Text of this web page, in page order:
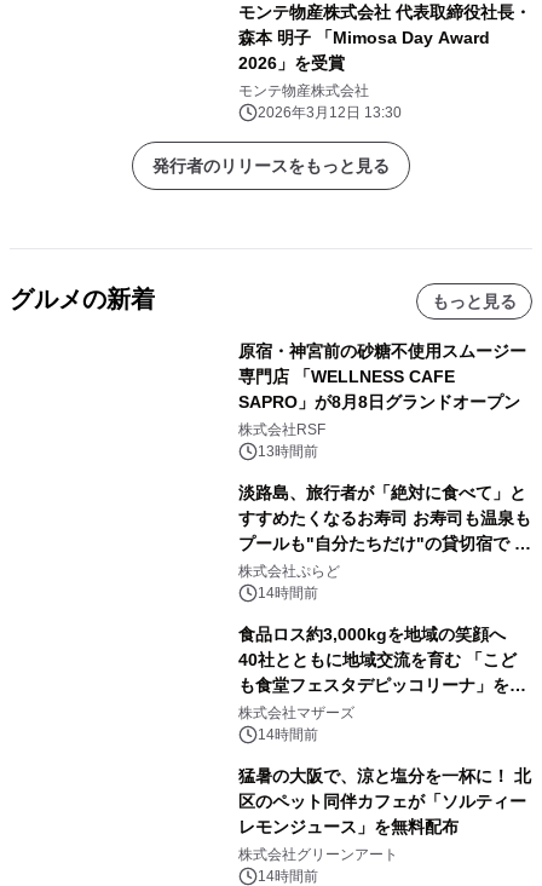
モンテ物産株式会社 代表取締役社長・
森本 明子 「Mimosa Day Award
2026」を受賞
モンテ物産株式会社
2026年3月12日 13:30
発行者のリリースをもっと見る
グルメの新着 もっと見る
原宿・神宮前の砂糖不使用スムージー
専門店 「WELLNESS CAFE
SAPRO」が8月8日グランドオープン
株式会社RSF
13時間前
淡路島、旅行者が「絶対に食べて」と
すすめたくなるお寿司 お寿司も温泉も
プールも"自分たちだけ"の貸切宿で 1
日1組限定「岩屋温泉 絵島別庭 海と
森」の握り寿司プラン
株式会社ぷらど
14時間前
食品ロス約3,000kgを地域の笑顔へ
40社とともに地域交流を育む 「こど
も食堂フェスタデピッコリーナ」を9
月5日(土)開催
株式会社マザーズ
14時間前
猛暑の大阪で、涼と塩分を一杯に！ 北
区のペット同伴カフェが「ソルティー
レモンジュース」を無料配布
株式会社グリーンアート
14時間前